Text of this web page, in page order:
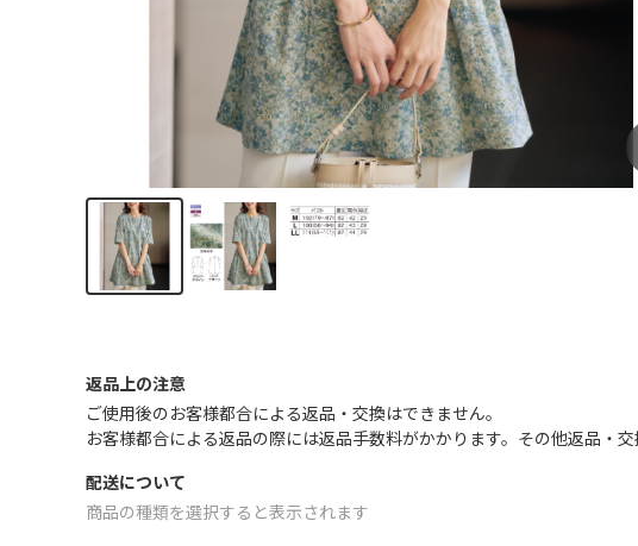
返品上の注意
ご使用後のお客様都合による返品・交換はできません｡
お客様都合による返品の際には返品手数料がかかります。その他返品・
配送について
商品の種類を選択すると表示されます